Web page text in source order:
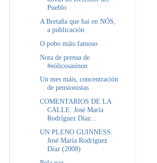
Pueblo
A Bretaña que hai en NÓS,
a publicación
O pobo máis famoso
Nota de prensa de
#eólicosasínon
Un mes máis, concentración
de pensionistas
COMENTARIOS DE LA
CALLE. José María
Rodríguez Díaz...
UN PLENO GUINNESS.
José María Rodríguez
Díaz (2008)